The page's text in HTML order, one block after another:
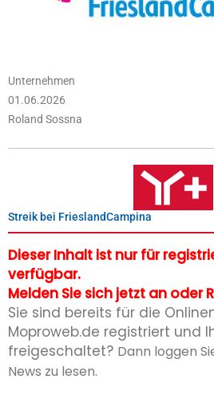
Unternehmen
01.06.2026
Roland Sossna
Streik bei FrieslandCampina
Dieser Inhalt ist nur für
verfügbar.
Melden Sie sich jetzt an oder
Sie sind bereits für die
Moproweb.de registriert und
freigeschaltet? Dann loggen
News zu lesen.